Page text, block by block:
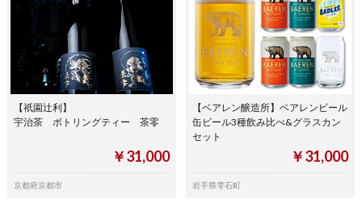
【祇園辻利】
宇治茶 ボトリングティー 茶零
￥31,000
京都府京都市
【ベアレン醸造所】ベアレンビール
缶ビール3種飲み比べ&グラスカン
セット
￥31,000
岩手県雫石町